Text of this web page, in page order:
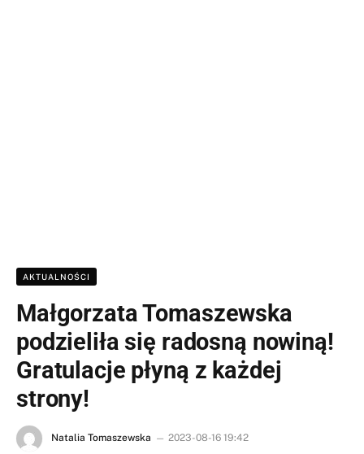
AKTUALNOŚCI
Małgorzata Tomaszewska
podzieliła się radosną nowiną!
Gratulacje płyną z każdej
strony!
Natalia Tomaszewska
2023-08-16 19:42